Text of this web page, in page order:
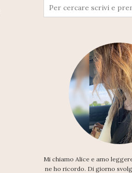
Mi chiamo Alice e amo
ne ho ricordo. Di giorno